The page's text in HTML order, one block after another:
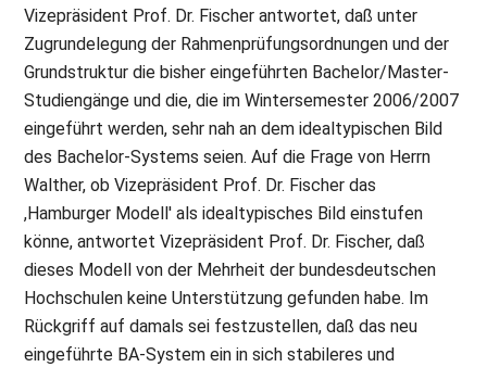
Vizepräsident Prof. Dr. Fischer antwortet, daß unter
Zugrundelegung der Rahmenprüfungsordnungen und der
Grundstruktur die bisher eingeführten Bachelor/Master-
Studiengänge und die, die im Wintersemester 2006/2007
eingeführt werden, sehr nah an dem idealtypischen Bild
des Bachelor-Systems seien. Auf die Frage von Herrn
Walther, ob Vizepräsident Prof. Dr. Fischer das
,Hamburger Modell' als idealtypisches Bild einstufen
könne, antwortet Vizepräsident Prof. Dr. Fischer, daß
dieses Modell von der Mehrheit der bundesdeutschen
Hochschulen keine Unterstützung gefunden habe. Im
Rückgriff auf damals sei festzustellen, daß das neu
eingeführte BA-System ein in sich stabileres und